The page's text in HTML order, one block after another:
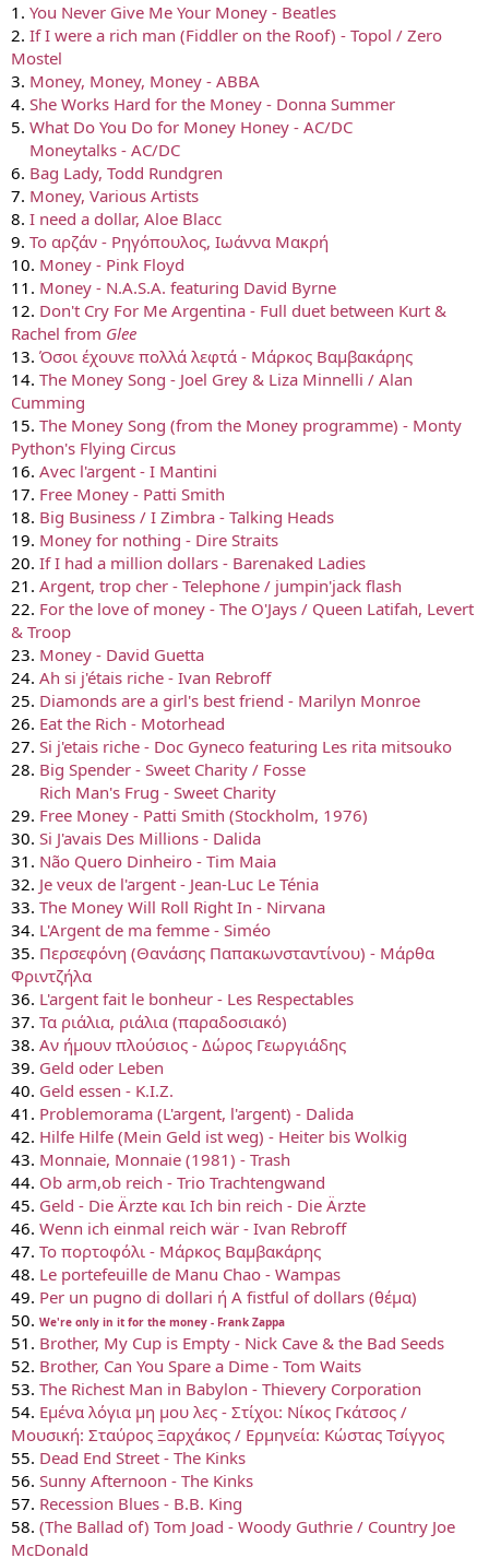
1. You Never Give Me Your Money - Beatles
2. If I were a rich man (Fiddler on the Roof) - Topol / Zero
Mostel
3. Money, Money, Money - ABBA
4. She Works Hard for the Money - Donna Summer
5. What Do You Do for Money Honey - AC/DC
Moneytalks - AC/DC
6. Bag Lady, Todd Rundgren
7. Money, Various Artists
8. I need a dollar, Aloe Blacc
9. Το αρζάν - Ρηγόπουλος, Ιωάννα Μακρή
10. Money - Pink Floyd
11. Money - N.A.S.A. featuring David Byrne
12. Don't Cry For Me Argentina - Full duet between Kurt &
Rachel from Glee
13. Όσοι έχουνε πολλά λεφτά - Μάρκος Βαμβακάρης
14. The Money Song - Joel Grey & Liza Minnelli / Alan
Cumming
15. The Money Song (from the Money programme) - Monty
Python's Flying Circus
16. Avec l'argent - I Mantini
17. Free Money - Patti Smith
18. Big Business / I Zimbra - Talking Heads
19. Money for nothing - Dire Straits
20. If I had a million dollars - Barenaked Ladies
21. Argent, trop cher - Telephone / jumpin'jack flash
22. For the love of money - The O'Jays / Queen Latifah, Levert
& Troop
23. Money - David Guetta
24. Ah si j'étais riche - Ivan Rebroff
25. Diamonds are a girl's best friend - Marilyn Monroe
26. Eat the Rich - Motorhead
27. Si j'etais riche - Doc Gyneco featuring Les rita mitsouko
28. Big Spender - Sweet Charity / Fosse
Rich Man's Frug - Sweet Charity
29. Free Money - Patti Smith (Stockholm, 1976)
30. Si J'avais Des Millions - Dalida
31. Não Quero Dinheiro - Tim Maia
32. Je veux de l'argent - Jean-Luc Le Ténia
33. The Money Will Roll Right In - Nirvana
34. L'Argent de ma femme - Siméo
35. Περσεφόνη (Θανάσης Παπακωνσταντίνου) - Μάρθα
Φριντζήλα
36. L'argent fait le bonheur - Les Respectables
37. Τα ριάλια, ριάλια (παραδοσιακό)
38. Αν ήμουν πλούσιος - Δώρος Γεωργιάδης
39. Geld oder Leben
40. Geld essen - K.I.Z.
41. Problemorama (L'argent, l'argent) - Dalida
42. Hilfe Hilfe (Mein Geld ist weg) - Heiter bis Wolkig
43. Monnaie, Monnaie (1981) - Trash
44. Ob arm,ob reich - Trio Trachtengwand
45. Geld - Die Ärzte και Ich bin reich - Die Ärzte
46. Wenn ich einmal reich wär - Ivan Rebroff
47. Το πορτοφόλι - Μάρκος Βαμβακάρης
48. Le portefeuille de Manu Chao - Wampas
49. Per un pugno di dollari ή A fistful of dollars (θέμα)
50. We're only in it for the money - Frank Zappa
51. Brother, My Cup is Empty - Nick Cave & the Bad Seeds
52. Brother, Can You Spare a Dime - Tom Waits
53. The Richest Man in Babylon - Thievery Corporation
54. Εμένα λόγια μη μου λες - Στίχοι: Νίκος Γκάτσος /
Μουσική: Σταύρος Ξαρχάκος / Ερμηνεία: Κώστας Τσίγγος
55. Dead End Street - The Kinks
56. Sunny Afternoon - The Kinks
57. Recession Blues - B.B. King
58. (The Ballad of) Tom Joad - Woody Guthrie / Country Joe
McDonald